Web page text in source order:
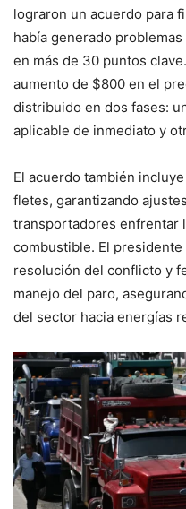
lograron un acuerdo para
había generado
en más de 30 puntos
aumento de $800 en el
distribuido en dos fases:
aplicable de inmediato y
El acuerdo también
fletes, garantizando
transportadores enfrentar
combustible. El
resolución del conflicto y
manejo del paro,
del sector hacia energías